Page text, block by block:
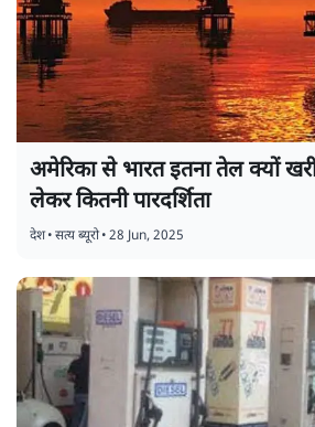
अमेरिका से भारत इतना तेल क्यों
लेकर कितनी पारदर्शिता
देश•सत्य ब्यूरो•28 Jun, 2025